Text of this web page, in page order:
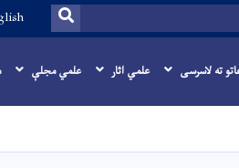
SEARCH
ته لاسرسی علمي اثار علمي مجلې